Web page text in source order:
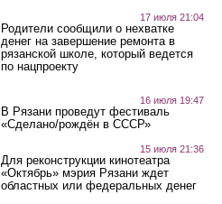
17 июля 21:04
Родители сообщили о нехватке
денег на завершение ремонта в
рязанской школе, который ведется
по нацпроекту
16 июля 19:47
В Рязани проведут фестиваль
«Сделано/рождён в СССР»
15 июля 21:36
Для реконструкции кинотеатра
«Октябрь» мэрия Рязани ждет
областных или федеральных денег